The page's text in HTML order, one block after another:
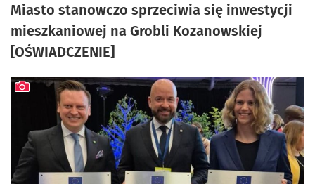
Miasto stanowczo sprzeciwia się inwestycji
mieszkaniowej na Grobli Kozanowskiej
[OŚWIADCZENIE]